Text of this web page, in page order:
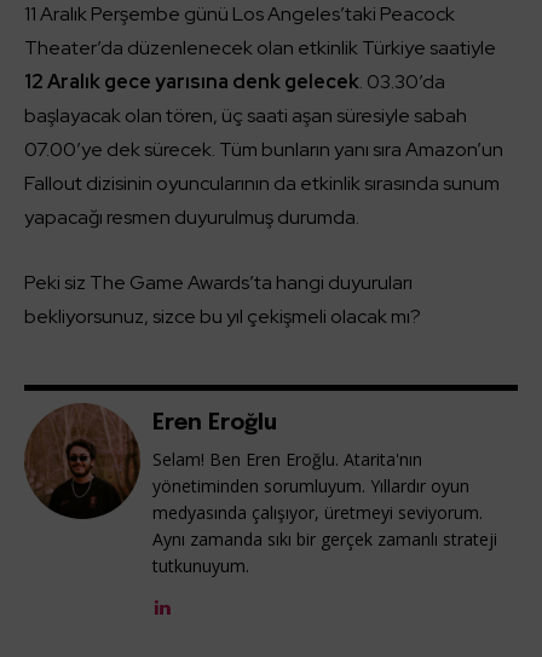
11 Aralık Perşembe günü Los Angeles’taki Peacock
Theater’da düzenlenecek olan etkinlik Türkiye saatiyle
12 Aralık gece yarısına denk gelecek. 03.30’da
başlayacak olan tören, üç saati aşan süresiyle sabah
07.00’ye dek sürecek. Tüm bunların yanı sıra Amazon’un
Fallout dizisinin oyuncularının da etkinlik sırasında sunum
yapacağı resmen duyurulmuş durumda.
Peki siz The Game Awards’ta hangi duyuruları
bekliyorsunuz, sizce bu yıl çekişmeli olacak mı?
Eren Eroğlu
Selam! Ben Eren Eroğlu. Atarita'nın
yönetiminden sorumluyum. Yıllardır oyun
medyasında çalışıyor, üretmeyi seviyorum.
Aynı zamanda sıkı bir gerçek zamanlı strateji
tutkunuyum.